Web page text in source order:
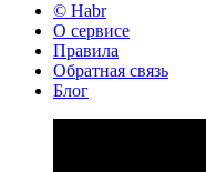
© Habr
О сервисе
Правила
Обратная связь
Блог